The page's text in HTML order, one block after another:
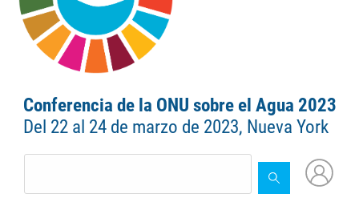
Conferencia de la ONU sobre el Agua 2023
Del 22 al 24 de marzo de 2023, Nueva York